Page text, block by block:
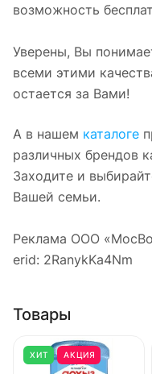
возможность
Уверены, Вы
всеми этими
остается за Вами!
А в нашем каталоге
различных брендов
Заходите и
Вашей семьи.
Реклама ООО
erid: 2RanykKa4Nm
Товары
ХИТ АКЦИЯ